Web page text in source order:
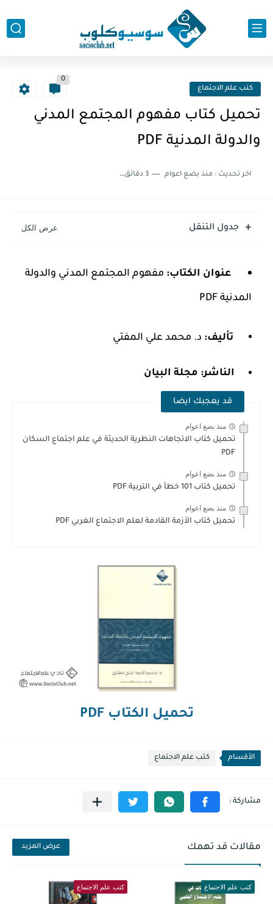
كتب علم الاجتماع
0
تحميل كتاب مفهوم المجتمع المدني
والدولة المدنية PDF
اخر تحديث :منذ بضع اعوام 3 دقائق للقراءة
جدول التنقل
عنوان الكتاب: مفهوم المجتمع المدني والدولة
المدنية PDF
تأليف: د. محمد علي المفتي
الناشر: مجلة البيان
قد يعجبك ايضا
منذ بضع اعوام
تحميل كتاب الاتجاهات النظرية الحديثة في علم اجتماع السكان
PDF
منذ بضع اعوام
تحميل كتاب 101 خطأ في التربية PDF
منذ بضع اعوام
تحميل كتاب الأزمة القادمة لعلم الاجتماع الغربي PDF
تحميل الكتاب PDF
الأقسام كتب علم الاجتماع
مقالات قد تهمك عرض المزيد
كتب علم الاجتماع كتب علم الاجتماع